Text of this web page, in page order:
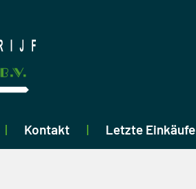
Kontakt Letzte Einkäufe